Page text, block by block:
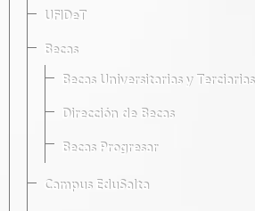
UFIDeT
Becas
Becas Universitarias y Terciarias
Dirección de Becas
Becas Progresar
Campus EduSalta